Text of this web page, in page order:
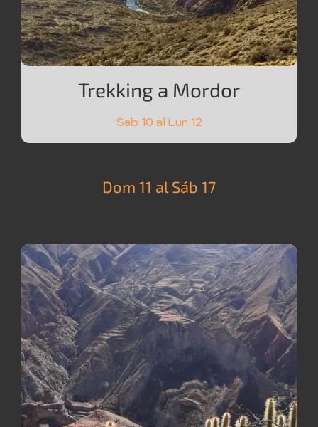
Trekking a Mordor
Sab 10 al Lun 12
Dom 11 al Sáb 17